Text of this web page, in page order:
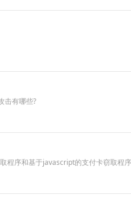
击有哪些?
程序和基于javascript的支付卡窃取程序